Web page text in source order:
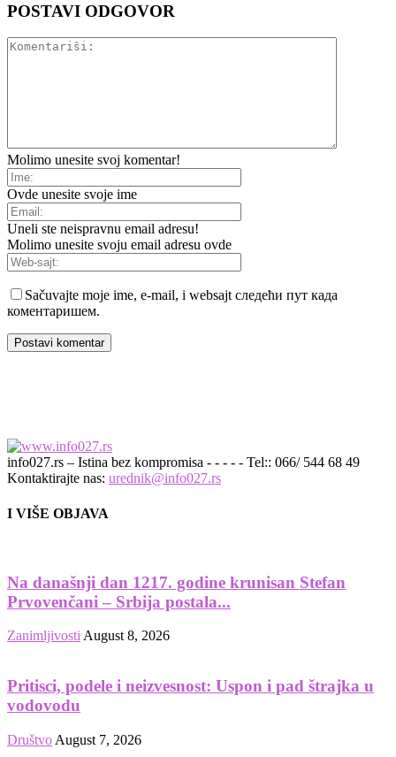
POSTAVI ODGOVOR
Molimo unesite svoj komentar!
Ovde unesite svoje ime
Uneli ste neispravnu email adresu!
Molimo unesite svoju email adresu ovde
Sačuvajte moje ime, e-mail, i websajt следећи пут када
коментаришем.
info027.rs – Istina bez kompromisa - - - - - Tel:: 066/ 544 68 49
Kontaktirajte nas: urednik@info027.rs
I VIŠE OBJAVA
Na današnji dan 1217. godine krunisan Stefan
Prvovenčani – Srbija postala...
Zanimljivosti August 8, 2026
Pritisci, podele i neizvesnost: Uspon i pad štrajka u
vodovodu
Društvo August 7, 2026